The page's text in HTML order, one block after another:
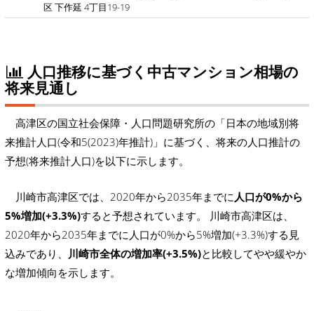
区 下作延 4丁目19-19
人口推移に基づく中古マンション相場の
将来見通し
高津区の国立社会保障・人口問題研究所の「日本の地域別将
来推計人口(令和5(2023)年推計)」に基づく、将来の人口推計の
予想(将来推計人口)を以下に示します。
川崎市高津区では、2020年から2035年までに 人口が0%から
5%増加(+3.3%)すると予想されています。 川崎市高津区は、
2020年から2035年までに人口が0%から5%増加(+3.3%)する見
込みであり、
川崎市全体の増加率(+3.5%)と比較してやや緩やか
な増加傾向を示します。